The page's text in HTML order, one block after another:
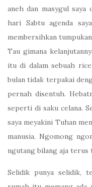
aneh dan masygul saya
hari Sabtu agenda
membersihkan
Tau gimana
itu di dalam sebuah
bulan tidak terpakai
pernah disentuh.
seperti di saku celana.
saya meyakini Tuhan
manusia. Ngomong
ngutang bilang aja
Selidik punya selidik,